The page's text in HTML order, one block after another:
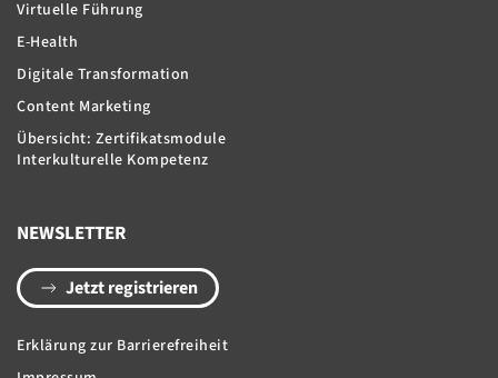
Virtuelle Führung
E-Health
Digitale Transformation
Content Marketing
Übersicht: Zertifikatsmodule
Interkulturelle Kompetenz
NEWSLETTER
Jetzt registrieren
Erklärung zur Barrierefreiheit